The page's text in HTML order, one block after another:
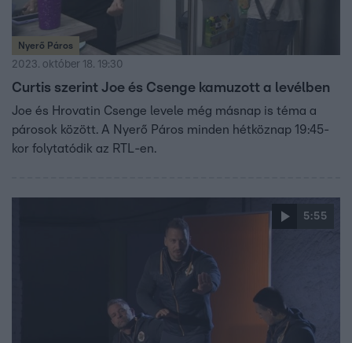
Nyerő Páros
2023. október 18. 19:30
Curtis szerint Joe és Csenge kamuzott a levélben
Joe és Hrovatin Csenge levele még másnap is téma a
párosok között. A Nyerő Páros minden hétköznap 19:45-
kor folytatódik az RTL-en.
5:55